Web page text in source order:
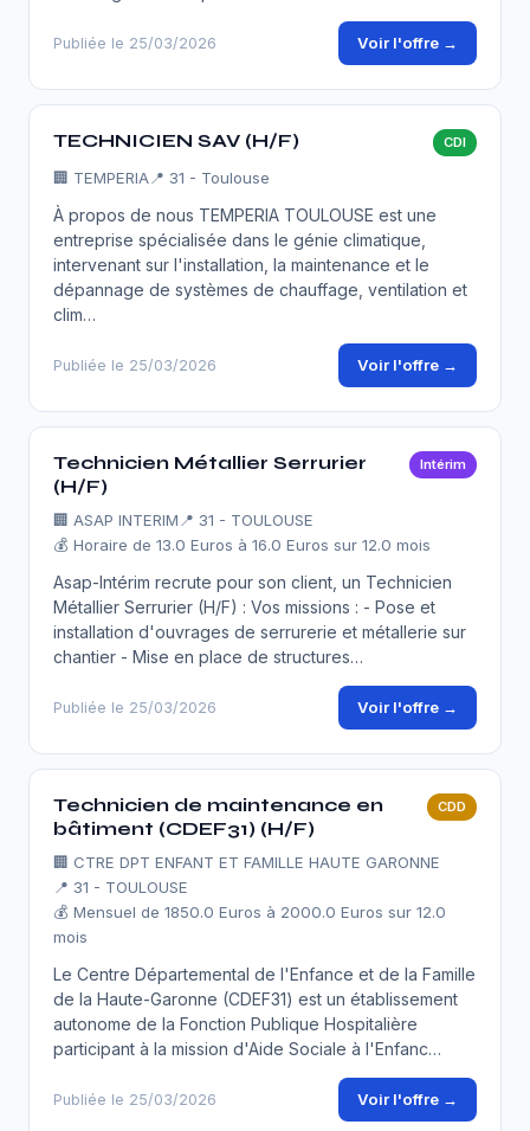
Publiée le 25/03/2026 Voir l'offre →
TECHNICIEN SAV (H/F) CDI
🏢 TEMPERIA📍 31 - Toulouse
À propos de nous TEMPERIA TOULOUSE est une
entreprise spécialisée dans le génie climatique,
intervenant sur l'installation, la maintenance et le
dépannage de systèmes de chauffage, ventilation et
clim…
Publiée le 25/03/2026 Voir l'offre →
Technicien Métallier Serrurier
(H/F)
Intérim
🏢 ASAP INTERIM 📍 31 - TOULOUSE
💰 Horaire de 13.0 Euros à 16.0 Euros sur 12.0 mois
Asap-Intérim recrute pour son client, un Technicien
Métallier Serrurier (H/F) : Vos missions : - Pose et
installation d'ouvrages de serrurerie et métallerie sur
chantier - Mise en place de structures…
Publiée le 25/03/2026 Voir l'offre →
Technicien de maintenance en
bâtiment (CDEF31) (H/F)
CDD
🏢 CTRE DPT ENFANT ET FAMILLE HAUTE GARONNE
📍 31 - TOULOUSE
💰 Mensuel de 1850.0 Euros à 2000.0 Euros sur 12.0
mois
Le Centre Départemental de l'Enfance et de la Famille
de la Haute-Garonne (CDEF31) est un établissement
autonome de la Fonction Publique Hospitalière
participant à la mission d'Aide Sociale à l'Enfanc…
Publiée le 25/03/2026 Voir l'offre →